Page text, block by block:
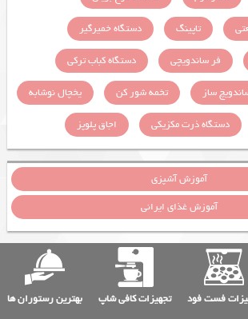
تاپینگ
دستگاه خمیرگیر
فر ساندویچی
دستگاه کباب ترکی
ساز تخمه شور کن
یخچال نوشابه
دستگاه ذرت مکزیکی اجاق پلوپز
آموزش آشپزی
آموزش غذای ایرانی
فست فود تجهیزات کافی شاپ بهترین رستوران ها